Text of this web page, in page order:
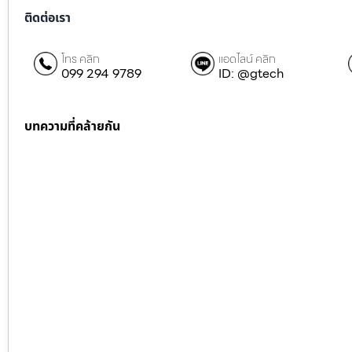
ติดต่อเรา
โทร คลิก
099 294 9789
แอดไลน์ คลิก
ID: @gtech
บทความที่คล้ายกัน